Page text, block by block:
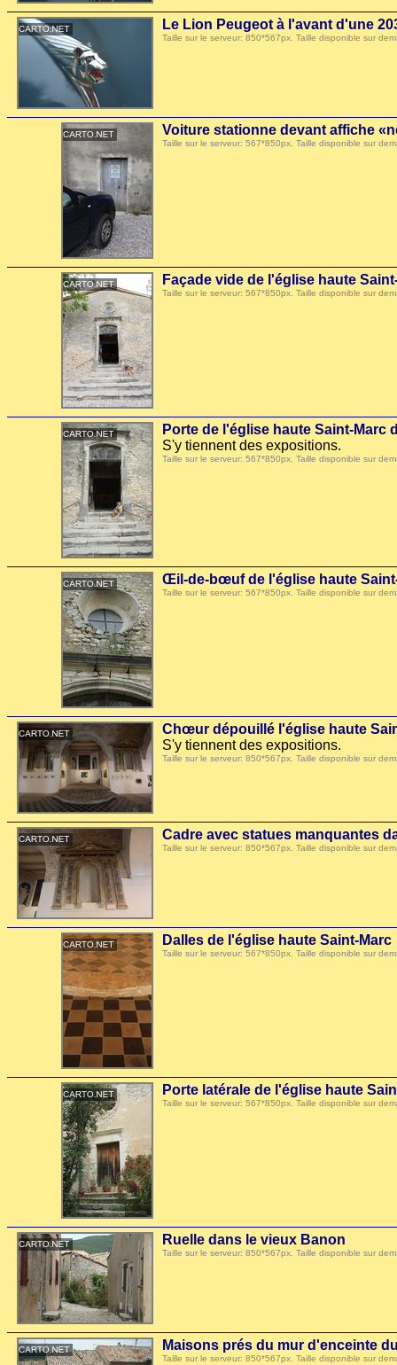
Le Lion Peugeot à l'avant d'une
Taille sur le serveur: 850*567px. Taille disponible sur
Voiture stationne devant affiche
Taille sur le serveur: 567*850px. Taille disponible sur
Façade vide de l'église haute
Taille sur le serveur: 567*850px. Taille disponible sur
Porte de l'église haute Saint-Marc
S'y tiennent des expositions.
Taille sur le serveur: 567*850px. Taille disponible sur
Œil-de-bœuf de l'église haute
Taille sur le serveur: 567*850px. Taille disponible sur
Chœur dépouillé l'église haute
S'y tiennent des expositions.
Taille sur le serveur: 850*567px. Taille disponible sur
Cadre avec statues manquantes
Taille sur le serveur: 850*567px. Taille disponible sur
Dalles de l'église haute Saint-Marc
Taille sur le serveur: 567*850px. Taille disponible sur
Porte latérale de l'église haute
Taille sur le serveur: 567*850px. Taille disponible sur
Ruelle dans le vieux Banon
Taille sur le serveur: 850*567px. Taille disponible sur
Maisons prés du mur d'enceinte
Taille sur le serveur: 850*567px. Taille disponible sur